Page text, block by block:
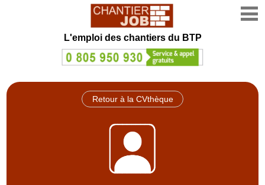
L'emploi des chantiers du BTP
Retour à la CVthèque